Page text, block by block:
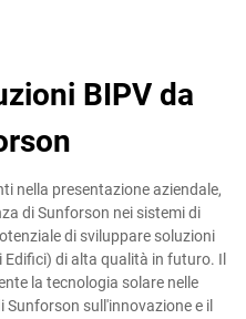
BIPV da
nella presentazione aziendale,
di Sunforson nei sistemi di
di sviluppare soluzioni
di alta qualità in futuro. Il
la tecnologia solare nelle
sull'innovazione e il